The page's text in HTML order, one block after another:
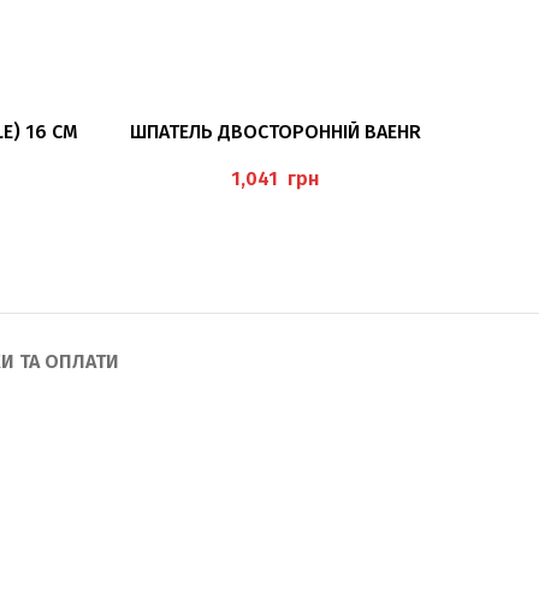
16 СМ ДОДАТИ В КОШИК
ШПАТЕЛЬ ДВОСТОРОННІЙ BAEHR
грн
ТА ОПЛАТИ